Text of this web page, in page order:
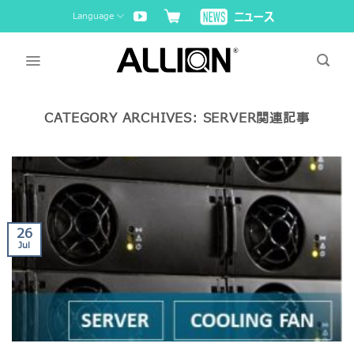
to
Language
CATEGORY ARCHIVES: SERVER関連記事
26
Jul